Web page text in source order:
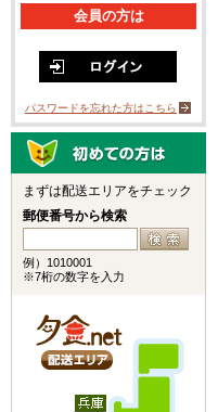
会員の方は
パスワードを忘れた方はこちら
まずは配送エリアをチェック
郵便番号から検索
例）1010001
※7桁の数字を入力